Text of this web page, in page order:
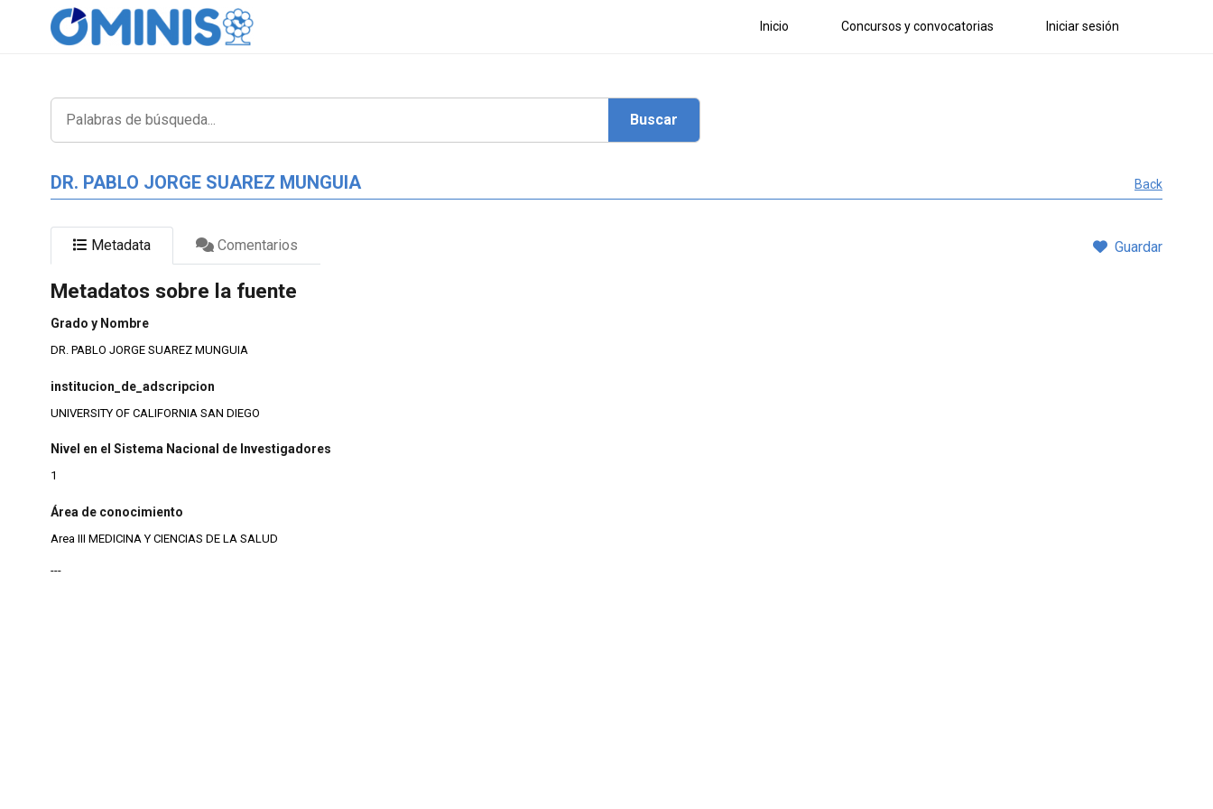
Inicio Concursos y convocatorias Iniciar sesión
DR. PABLO JORGE SUAREZ MUNGUIA Back
Metadata Comentarios Guardar
Metadatos sobre la fuente
Grado y Nombre
DR. PABLO JORGE SUAREZ MUNGUIA
institucion_de_adscripcion
UNIVERSITY OF CALIFORNIA SAN DIEGO
Nivel en el Sistema Nacional de Investigadores
1
Área de conocimiento
Area III MEDICINA Y CIENCIAS DE LA SALUD
---